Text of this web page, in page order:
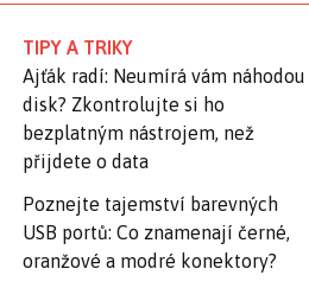
TIPY A TRIKY
Ajťák radí: Neumírá vám náhodou
disk? Zkontrolujte si ho
bezplatným nástrojem, než
přijdete o data
Poznejte tajemství barevných
USB portů: Co znamenají černé,
oranžové a modré konektory?